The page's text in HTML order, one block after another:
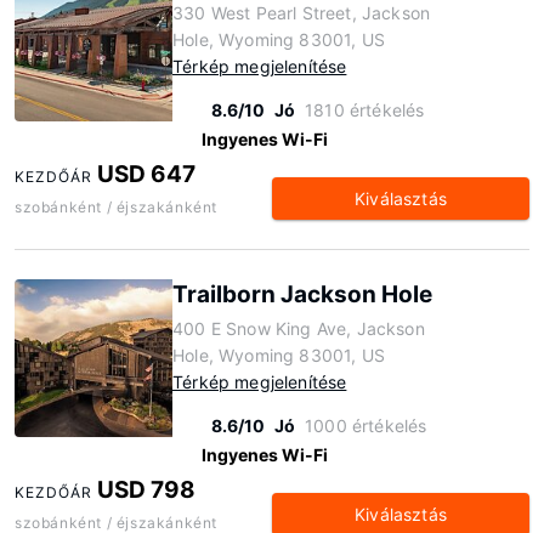
330 West Pearl Street, Jackson
Hole, Wyoming 83001, US
Térkép megjelenítése
8.6/10 Jó 1810 értékelés
Ingyenes Wi-Fi
KEZDŐÁR USD 647
szobánként / éjszakánként Kiválasztás
Trailborn Jackson Hole
400 E Snow King Ave, Jackson
Hole, Wyoming 83001, US
Térkép megjelenítése
8.6/10 Jó 1000 értékelés
Ingyenes Wi-Fi
KEZDŐÁR USD 798
szobánként / éjszakánként Kiválasztás